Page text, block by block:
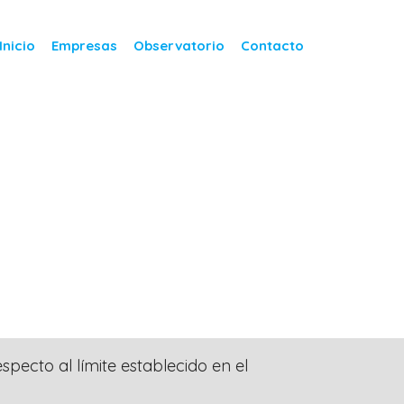
Inicio Empresas Observatorio Contacto
al límite establecido en el